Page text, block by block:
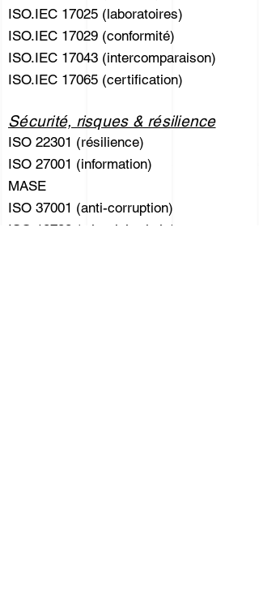
ISO.IEC 17025 (laboratoires)
ISO.IEC 17029 (conformité)
ISO.IEC 17043 (intercomparaison)
ISO.IEC 17065 (certification)
Sécurité, risques & résilience
ISO 22301 (résilience)
ISO 27001 (information)
MASE
ISO 37001 (anti-corruption)
ISO 18788 (sécurité privée)